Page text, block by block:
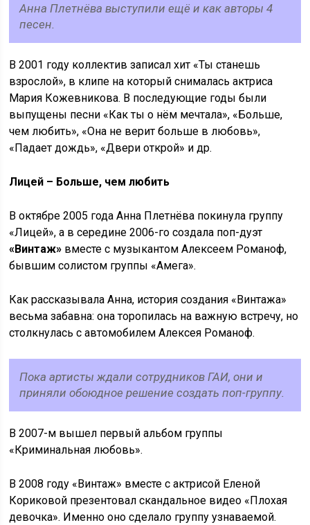
Анна Плетнёва выступили ещё и как авторы 4
песен.
В 2001 году коллектив записал хит «Ты станешь
взрослой», в клипе на который снималась актриса
Мария Кожевникова. В последующие годы были
выпущены песни «Как ты о нём мечтала», «Больше,
чем любить», «Она не верит больше в любовь»,
«Падает дождь», «Двери открой» и др.
Лицей – Больше, чем любить
В октябре 2005 года Анна Плетнёва покинула группу
«Лицей», а в середине 2006-го создала поп-дуэт
«Винтаж» вместе с музыкантом Алексеем Романоф,
бывшим солистом группы «Амега».
Как рассказывала Анна, история создания «Винтажа»
весьма забавна: она торопилась на важную встречу, но
столкнулась с автомобилем Алексея Романоф.
Пока артисты ждали сотрудников ГАИ, они и
приняли обоюдное решение создать поп-группу.
В 2007-м вышел первый альбом группы
«Криминальная любовь».
В 2008 году «Винтаж» вместе с актрисой Еленой
Кориковой презентовал скандальное видео «Плохая
девочка». Именно оно сделало группу узнаваемой.